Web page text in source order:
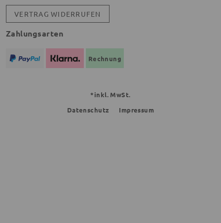
VERTRAG WIDERRUFEN
Zahlungsarten
Rechnung
*inkl. MwSt.
Datenschutz
Impressum